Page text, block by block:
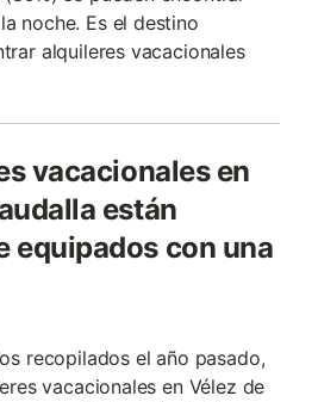
noche. Es el destino
alquileres vacacionales
vacacionales en
están
equipados con una
recopilados el año pasado,
vacacionales en Vélez de